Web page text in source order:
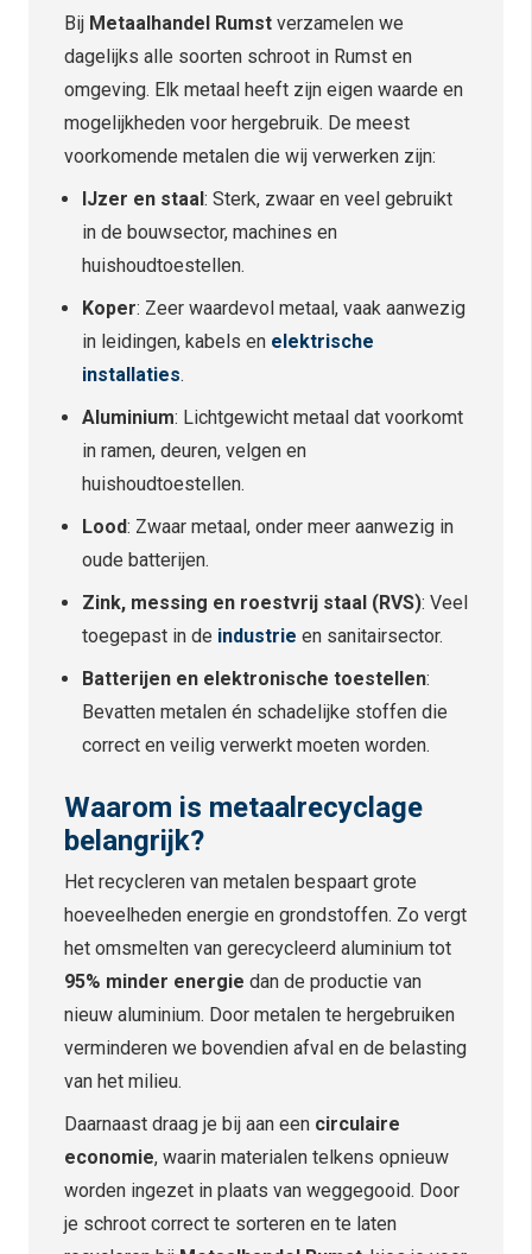
Bij Metaalhandel Rumst verzamelen we
dagelijks alle soorten schroot in Rumst en
omgeving. Elk metaal heeft zijn eigen waarde en
mogelijkheden voor hergebruik. De meest
voorkomende metalen die wij verwerken zijn:
IJzer en staal: Sterk, zwaar en veel gebruikt
in de bouwsector, machines en
huishoudtoestellen.
Koper: Zeer waardevol metaal, vaak aanwezig
in leidingen, kabels en elektrische
installaties.
Aluminium: Lichtgewicht metaal dat voorkomt
in ramen, deuren, velgen en
huishoudtoestellen.
Lood: Zwaar metaal, onder meer aanwezig in
oude batterijen.
Zink, messing en roestvrij staal (RVS): Veel
toegepast in de industrie en sanitairsector.
Batterijen en elektronische toestellen:
Bevatten metalen én schadelijke stoffen die
correct en veilig verwerkt moeten worden.
Waarom is metaalrecyclage
belangrijk?
Het recycleren van metalen bespaart grote
hoeveelheden energie en grondstoffen. Zo vergt
het omsmelten van gerecycleerd aluminium tot
95% minder energie dan de productie van
nieuw aluminium. Door metalen te hergebruiken
verminderen we bovendien afval en de belasting
van het milieu.
Daarnaast draag je bij aan een circulaire
economie, waarin materialen telkens opnieuw
worden ingezet in plaats van weggegooid. Door
je schroot correct te sorteren en te laten